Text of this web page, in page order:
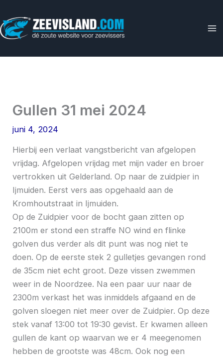
naar
de
Gullen 31 mei 2024
juni 4, 2024
Hierbij een verlaat vangstbericht van afgelopen
vrijdag. Afgelopen vrijdag met mijn vader en broer
vertrokken uit Gelderland. Op naar de zuidpier in
Ijmuiden. Eerst vers aas opgehaald aan de
Kromhoutstraat in Ijmuiden.
Op de Zuidpier voor de bocht gaan zitten op
2100m er stond een straffe NO wind en flinke
golven dus verder als dit punt was nog niet te
doen. Op de eerste stek 2 gulletjes gevangen rond
de 35cm niet echt groot. Deze vissen zwemmen
weer in de Noordzee. Na een paar uur naar de
2300m verkast het was inmiddels afgaand en de
golven sloegen niet meer over de Zuidpier. Op deze
stek vanaf 13:00 tot 19:30 gevist. Er kwamen alleen
gullen de kant op waarvan we er 4 meegenomen
hebben de grootste was 48cm. Ook nog een